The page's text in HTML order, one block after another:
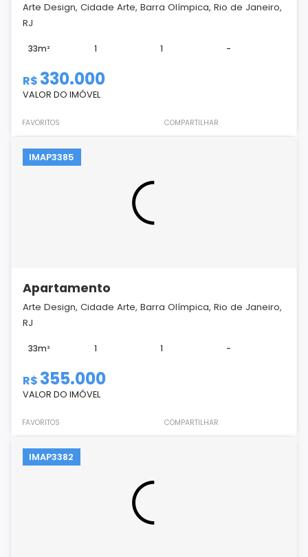
Arte Design, Cidade Arte, Barra Olímpica, Rio de Janeiro,
RJ
33m² 1 1 -
R$ 330.000
VALOR DO IMÓVEL
FAVORITOS COMPARTILHAR
IMAP3385
Apartamento
Arte Design, Cidade Arte, Barra Olímpica, Rio de Janeiro,
RJ
33m² 1 1 -
R$ 355.000
VALOR DO IMÓVEL
FAVORITOS COMPARTILHAR
IMAP3382